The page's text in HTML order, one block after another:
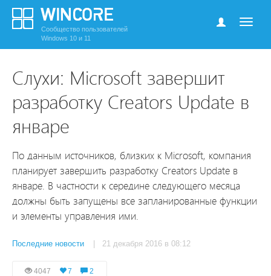
Сообщество пользователей
Windows 10 и 11
Слухи: Microsoft завершит
разработку Creators Update в
январе
По данным источников, близких к Microsoft, компания
планирует завершить разработку Creators Update в
январе. В частности к середине следующего месяца
должны быть запущены все запланированные функции
и элементы управления ими.
Последние новости | 21 декабря 2016 в 08:12
4047 7 2